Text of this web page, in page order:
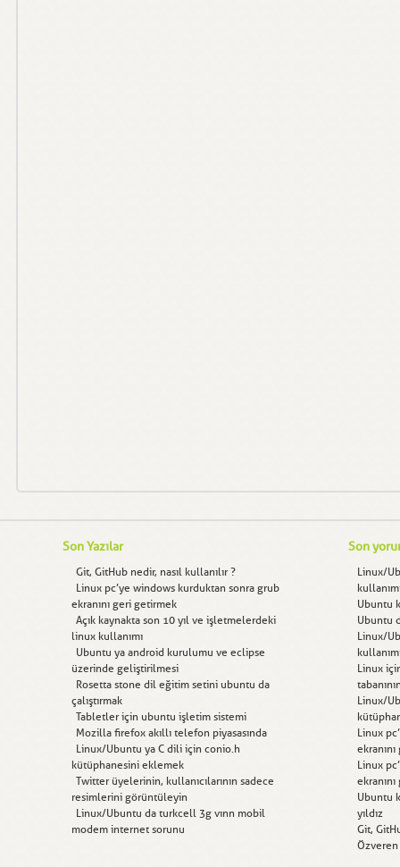
Son Yazılar
Git, GitHub nedir, nasıl kullanılır ?
Linux pc’ye windows kurduktan sonra grub
ekranını geri getirmek
Açık kaynakta son 10 yıl ve işletmelerdeki
linux kullanımı
Ubuntu ya android kurulumu ve eclipse
üzerinde geliştirilmesi
Rosetta stone dil eğitim setini ubuntu da
çalıştırmak
Tabletler için ubuntu işletim sistemi
Mozilla firefox akıllı telefon piyasasında
Linux/Ubuntu ya C dili için conio.h
kütüphanesini eklemek
Twitter üyelerinin, kullanıcılarının sadece
resimlerini görüntüleyin
Linux/Ubuntu da turkcell 3g vınn mobil
modem internet sorunu
Son
Linux/
Ubuntu
Ubuntu
Linux/
Linux
Linux/
Linux
Linux
Ubuntu
yıldız
Git,
Özveren